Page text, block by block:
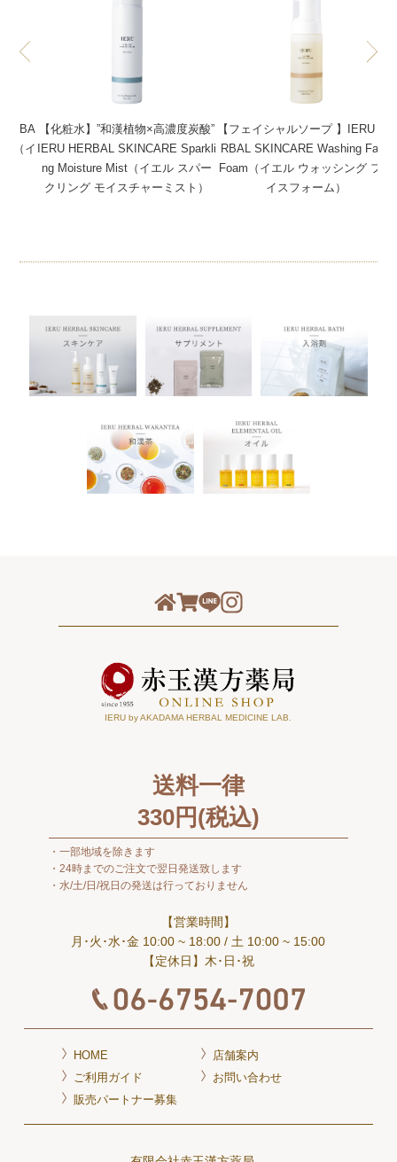
（イ
【化粧水】”和漢植物×高濃度炭酸”
IERU HERBAL SKINCARE Sparkli
ng Moisture Mist（イエル スパー
クリング モイスチャーミスト）
【フェイシャルソープ 】IERU HE
RBAL SKINCARE Washing Face
Foam（イエル ウォッシング フェ
イスフォーム）
IERU by AKADAMA HERBAL MEDICINE LAB.
送料一律
330円(税込)
一部地域を除きます
24時までのご注文で翌日発送致します
水/土/日/祝日の発送は行っておりません
【営業時間】
月･火･水･金 10:00 ~ 18:00/ 土 10:00 ~ 15:00
【定休日】木･日･祝
HOME
店舗案内
ご利用ガイド
販売パートナー募集
お問い合わせ